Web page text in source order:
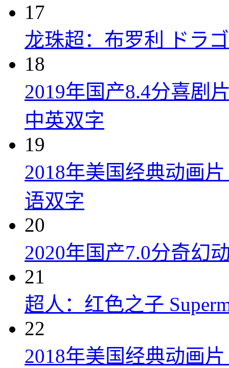
17
龙珠超：布罗利 ドラ
18
2019年国产8.4分喜剧
中英双字
19
2018年美国经典动画
语双字
20
2020年国产7.0分奇幻
21
超人：红色之子
22
2018年美国经典动画